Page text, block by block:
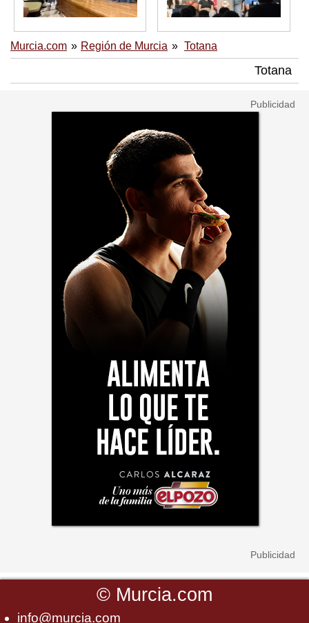
Murcia.com Región de Murcia Totana
Totana
© Murcia.com
info@murcia.com